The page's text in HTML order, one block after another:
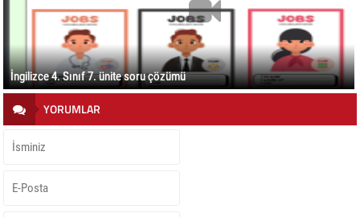
İngilizce 4. Sınıf 7. ünite soru çözümü
YORUMLAR